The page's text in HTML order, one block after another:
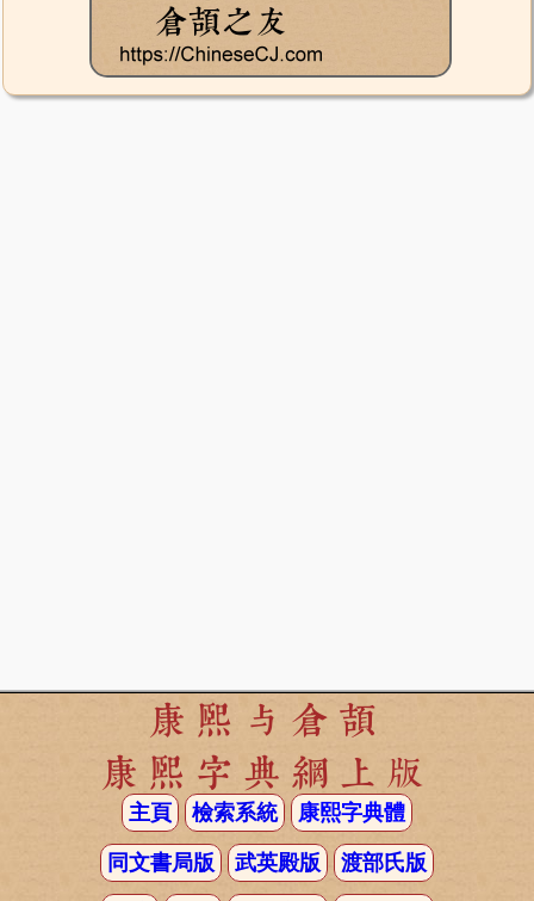
康熙与倉頡
康熙字典網上版
主頁 檢索系統 康熙字典體
同文書局版 武英殿版 渡部氏版